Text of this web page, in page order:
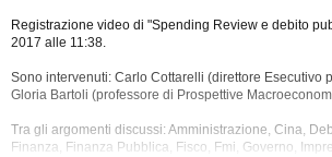
Registrazione video di "Spending Review e debito
2017 alle 11:38.
Sono intervenuti: Carlo Cottarelli (direttore Esecutivo
Gloria Bartoli (professore di Prospettive
Tra gli argomenti discussi: Amministrazione, Cina,
Finanza, Finanza Pubblica, Fisco, Fmi, Governo,